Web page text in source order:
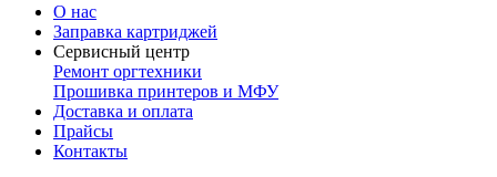
О нас
Заправка картриджей
Сервисный центр
Ремонт оргтехники
Прошивка принтеров и МФУ
Доставка и оплата
Прайсы
Контакты